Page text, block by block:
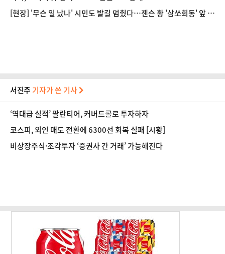
[현장] '무슨 일 났나' 시민도 발길 멈췄다…젠슨 황 '삼쏘회동' 앞 수
서진주 기자가 쓴 기사
‘역대급 실적’ 팔란티어, 커버드콜로 투자하자
코스피, 외인 매도 전환에 6300선 회복 실패 [시황]
비상장주식·조각투자 ‘증권사 간 거래’ 가능해진다